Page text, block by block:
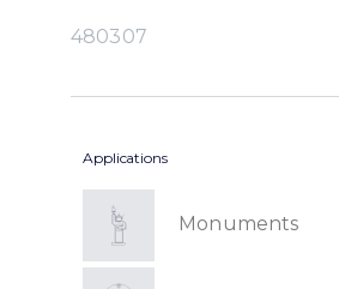
480307
Applications
Monuments